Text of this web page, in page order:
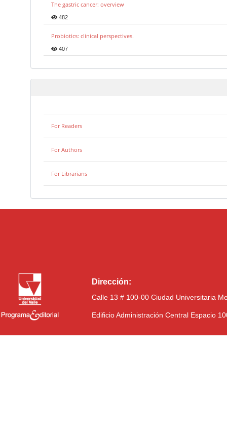
The gastric cancer: overview
482
Probiotics: clinical perspectives.
407
For Readers
For Authors
For Librarians
Dirección:
Calle 13 # 100-00 Ciudad Universitaria
Edificio Administración Central Espacio